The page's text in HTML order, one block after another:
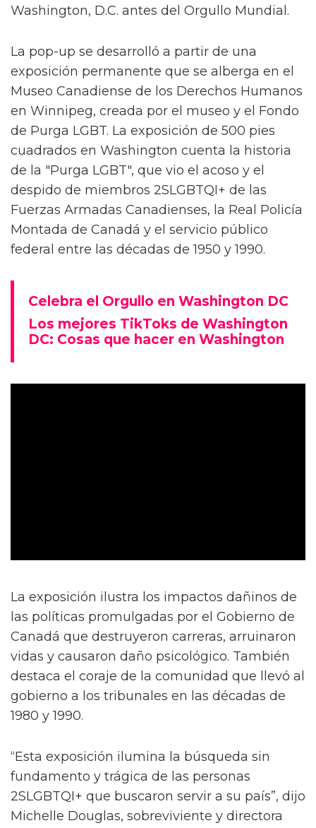
Washington, D.C. antes del Orgullo Mundial.
La pop-up se desarrolló a partir de una
exposición permanente que se alberga en el
Museo Canadiense de los Derechos Humanos
en Winnipeg, creada por el museo y el Fondo
de Purga LGBT. La exposición de 500 pies
cuadrados en Washington cuenta la historia
de la "Purga LGBT", que vio el acoso y el
despido de miembros 2SLGBTQI+ de las
Fuerzas Armadas Canadienses, la Real Policía
Montada de Canadá y el servicio público
federal entre las décadas de 1950 y 1990.
Celebra el Orgullo en Washington DC
Los mejores TikToks de Washington
DC: Cosas que hacer en Washington
La exposición ilustra los impactos dañinos de
las políticas promulgadas por el Gobierno de
Canadá que destruyeron carreras, arruinaron
vidas y causaron daño psicológico. También
destaca el coraje de la comunidad que llevó al
gobierno a los tribunales en las décadas de
1980 y 1990.
“Esta exposición ilumina la búsqueda sin
fundamento y trágica de las personas
2SLGBTQI+ que buscaron servir a su país”, dijo
Michelle Douglas, sobreviviente y directora